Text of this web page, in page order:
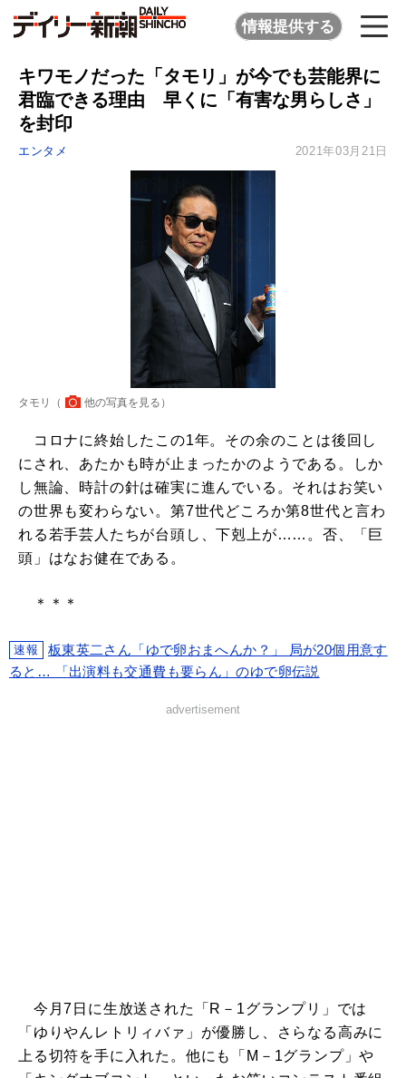
情報提供する
キワモノだった「タモリ」が今でも芸能界に
君臨できる理由 早くに「有害な男らしさ」
を封印
エンタメ 2021年03月21日
タモリ（ 他の写真を見る ）
コロナに終始したこの1年。その余のことは後回し
にされ、あたかも時が止まったかのようである。しか
し無論、時計の針は確実に進んでいる。それはお笑い
の世界も変わらない。第7世代どころか第8世代と言わ
れる若手芸人たちが台頭し、下剋上が……。否、「巨
頭」はなお健在である。
＊＊＊
速報
板東英二さん「ゆで卵おまへんか？」 局が20個用意す
ると… 「出演料も交通費も要らん」のゆで卵伝説
advertisement
今月7日に生放送された「R－1グランプリ」では
「ゆりやんレトリィバァ」が優勝し、さらなる高みに
上る切符を手に入れた。他にも「M－1グランプ」や